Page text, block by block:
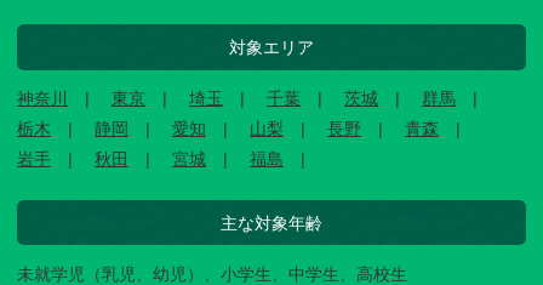
対象エリア
神奈川 東京 埼玉 千葉 茨城
群馬
栃木
静岡 愛知 山梨 長野
青森
岩手
秋田 宮城 福島
主な対象年齢
未就学児（乳児、幼児）、小学生、中学生、高校生